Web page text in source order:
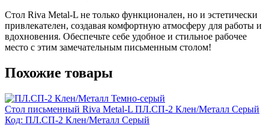
Стол Riva Metal-L не только функционален, но и эстетически
привлекателен, создавая комфортную атмосферу для работы и
вдохновения. Обеспечьте себе удобное и стильное рабочее
место с этим замечательным письменным столом!
Похожие товары
Стол письменный Riva Metal-L ПЛ.СП-2 Клен/Металл Серый
Код: ПЛ.СП-2 Клен/Металл Серый